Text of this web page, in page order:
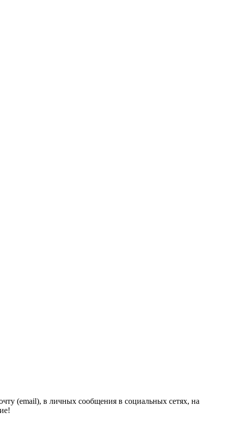
(email), в личных сообщения в социальных сетях, на